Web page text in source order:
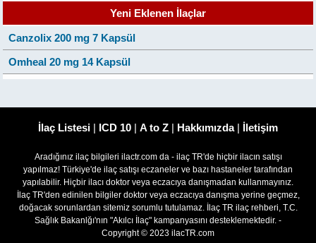
Yeni Eklenen İlaçlar
Canzolix 200 mg 7 Kapsül
Omheal 20 mg 14 Kapsül
İlaç Listesi | ICD 10 | A to Z | Hakkımızda| İletişim
Aradığınız ilaç bilgileri ilactr.com da - ilaç TR'de hiçbir ilacın satışı
yapılmaz! Türkiye'de ilaç satışı eczaneler ve bazı hastaneler tarafından
yapılabilir. Hiçbir ilacı doktor veya eczacıya danışmadan kullanmayınız.
İlaç TR'den edinilen bilgiler doktor veya eczacıya danışma yerine geçmez,
doğacak sorunlardan sitemiz sorumlu tutulamaz. İlaç TR ilaç rehberi, T.C.
Sağlık Bakanlğı'nın "Akılcı İlaç" kampanyasını desteklemektedir. -
Copyright © 2023 ilacTR.com